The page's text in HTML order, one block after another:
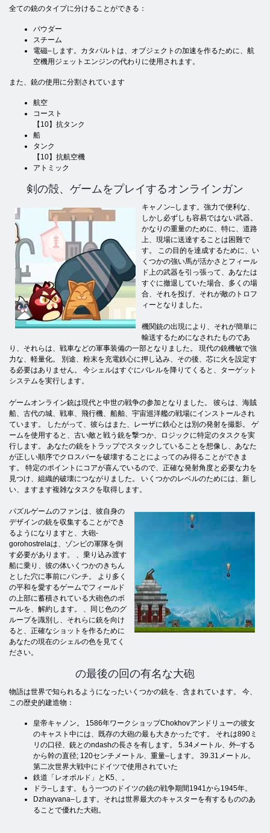
全ての銃のタイプに分けることができる：
パウダー
スチーム
電磁–します。カタパルトは、オブジェクトの加速を作るために、航
空機用ジェットエンジンの代わりに使用されます。
また、銃の使用に分割されています
航空
コースト
【10】抗タンク
船
タンク
【10】抗航空機
アトミック
剣の殻、ゲームをプレイするオンラインガン
キャノン–します。強力で便利な、
しかし必ずしも容易ではない武器。
かなりの重量のために、特に、道路
上、現場に送達することは困難で
す。 この目的を達成するために、い
くつかの強い馬が活かさとフィール
ド上の武器を引っ張って、あなたは
すぐに撤退していた場合、多くの場
合、それを投げ、それが敵のトロフ
ィーとなりました。
機関銃の出現により、それが簡単に
輸送するためになされたものであ
り、それらは、戦車などの軍事装備の一部となりました。 現代の銃機敏で強
力な、軽量化。 別途、粉末を充電鉄心に押し込み、その後、芯に火を設定す
る必要はありません。 今シェルはす​​ぐにバレルを降りてくると、ターゲット
システムを実行します。
ゲームオンライン銃は現代と中世の戦争の参加となりました。 彼らは、海賊
船、古代の城、戦車、飛行機、船舶、宇宙巡洋艦の戦場にインストールされ
ています。 したがって、彼らはまた、レーザに鉄心とは別の発射を撮影。 ゲ
ームを使用すると、古い敵​​と戦う銃を撃つか、ロジックに特定のタスクを実
行します。 あなたの銃をトラップでスタックしていることを想像し、あなた
が正しい順序でクロスバーを破壊することによってのみ得ることができま
す。 特定のポイントにコアが喜んでいるので、正確な発射角度と必要な力を
見つけ、組織的破壊につながりました。 いくつかのレベルのためには、新し
い、ますます複雑なタスクを取得します。
パズルゲームのファンは、彼自身の
デザインの銃を収集することができ
るようになりますと、大砲-
gorohostrelaは、ゾンビの軍隊を倒
す必要があります。 、乗り込み渡す
船に乗り、彼の体いくつかのきちん
とした穴に事前にパンチ。 より多く
の平和を愛するゲームでフィールド
の上部に蓄積されている大砲色のボ
ールを、解約します。 、同じ色のグ
ループを識別し、それらに銃を向け
ると、正確なショットを作るために
あなたの現在のシェルの色を見てく
ださい。
の最後の回の有名な大砲
物語は世界で知られるようになったいくつかの銃を、含まれています。 今、
この歴史的建造物：
皇帝キャノン。 1586年ワークショップChokhovアンドリューの彼女
のキャスト中には、既存の大砲の最も大きかったです。 それは890ミ
リの口径、銃とのndashの長さを有します。 5.34メートル、外–する
から幹の直径; 120センチメートル、重量–します。 39.31メートル。
第二次世界大戦中にドイツで使用されていた
鉄道「レオポルド」とK5、。
ドラ–します。もう一つのドイツの銃の戦争期間1941から1945年。
Dzhayvana–します。それは世界最大のキャスターを有するもののあ
ることで優れた大砲。